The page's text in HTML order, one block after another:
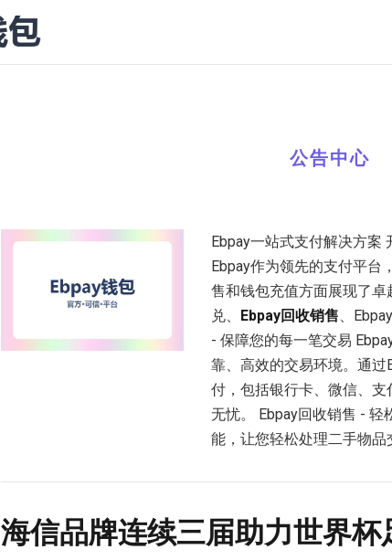
公告中心
Ebpay一站式支付解决方案
Ebpay作为领先的支付平台
售和钱包充值方面展现了
兑、 Ebpay回收销售、
- 保障您的每一笔交易
靠、高效的交易环境。通
付，包括银行卡、微信、
无忧。 Ebpay回收销售 - 轻
能，让您轻松处理二手物品
海信品牌连续三届助力世界杯